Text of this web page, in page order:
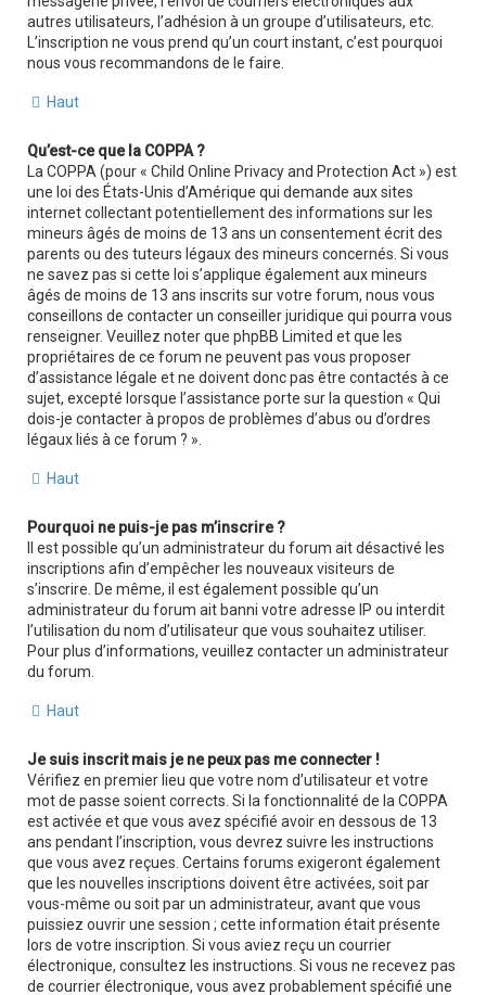
autres utilisateurs, l’adhésion à un groupe d’utilisateurs, etc.
L’inscription ne vous prend qu’un court instant, c’est pourquoi
nous vous recommandons de le faire.
Haut
Qu’est-ce que la COPPA ?
La COPPA (pour « Child Online Privacy and Protection Act ») est
une loi des États-Unis d’Amérique qui demande aux sites
internet collectant potentiellement des informations sur les
mineurs âgés de moins de 13 ans un consentement écrit des
parents ou des tuteurs légaux des mineurs concernés. Si vous
ne savez pas si cette loi s’applique également aux mineurs
âgés de moins de 13 ans inscrits sur votre forum, nous vous
conseillons de contacter un conseiller juridique qui pourra vous
renseigner. Veuillez noter que phpBB Limited et que les
propriétaires de ce forum ne peuvent pas vous proposer
d’assistance légale et ne doivent donc pas être contactés à ce
sujet, excepté lorsque l’assistance porte sur la question « Qui
dois-je contacter à propos de problèmes d’abus ou d’ordres
légaux liés à ce forum ? ».
Haut
Pourquoi ne puis-je pas m’inscrire ?
Il est possible qu’un administrateur du forum ait désactivé les
inscriptions afin d’empêcher les nouveaux visiteurs de
s’inscrire. De même, il est également possible qu’un
administrateur du forum ait banni votre adresse IP ou interdit
l’utilisation du nom d’utilisateur que vous souhaitez utiliser.
Pour plus d’informations, veuillez contacter un administrateur
du forum.
Haut
Je suis inscrit mais je ne peux pas me connecter !
Vérifiez en premier lieu que votre nom d’utilisateur et votre
mot de passe soient corrects. Si la fonctionnalité de la COPPA
est activée et que vous avez spécifié avoir en dessous de 13
ans pendant l’inscription, vous devrez suivre les instructions
que vous avez reçues. Certains forums exigeront également
que les nouvelles inscriptions doivent être activées, soit par
vous-même ou soit par un administrateur, avant que vous
puissiez ouvrir une session ; cette information était présente
lors de votre inscription. Si vous aviez reçu un courrier
électronique, consultez les instructions. Si vous ne recevez pas
de courrier électronique, vous avez probablement spécifié une